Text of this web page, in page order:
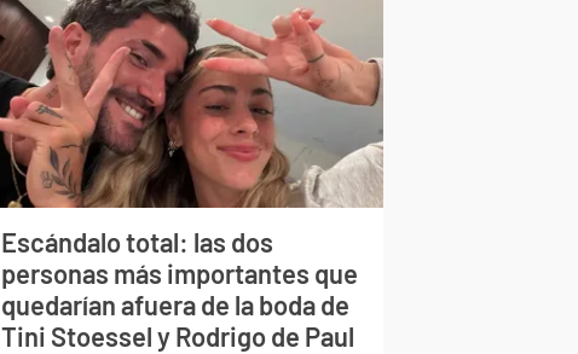
Escándalo total: las dos
personas más importantes que
quedarían afuera de la boda de
Tini Stoessel y Rodrigo de Paul